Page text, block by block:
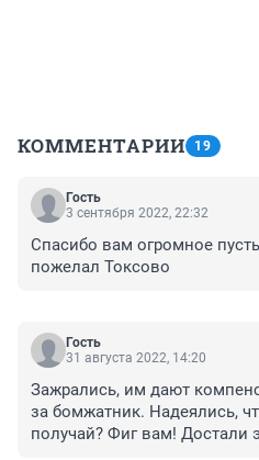
КОММЕНТАРИИ 19
Гость
3 сентября 2022, 22:32
Спасибо вам огромное
пожелал Токсово
Гость
31 августа 2022, 14:20
Зажрались, им дают
за бомжатник. Надеялись,
получай? Фиг вам! Достали